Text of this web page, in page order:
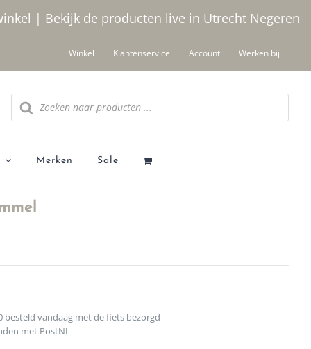
| Bekijk de producten live in Utrecht Negeren
Winkel Klantenservice Account Werken bij
Producten
zoeken
Merken Sale
besteld vandaag met de fiets bezorgd
met PostNL